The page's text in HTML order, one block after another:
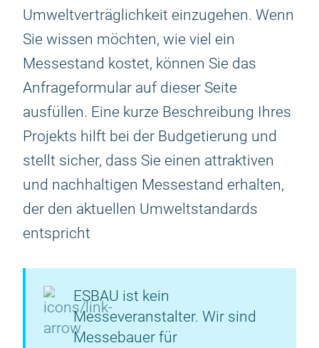
Umweltverträglichkeit einzugehen. Wenn
Sie wissen möchten, wie viel ein
Messestand kostet, können Sie das
Anfrageformular auf dieser Seite
ausfüllen. Eine kurze Beschreibung Ihres
Projekts hilft bei der Budgetierung und
stellt sicher, dass Sie einen attraktiven
und nachhaltigen Messestand erhalten,
der den aktuellen Umweltstandards
entspricht
ESBAU ist kein
Messeveranstalter. Wir sind
Messebauer für